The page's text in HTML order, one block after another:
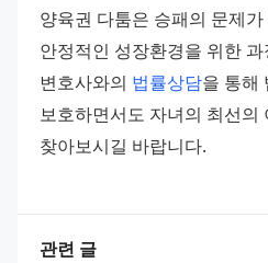
양육권 다툼은 승패의 문제
안정적인 성장환경을 위한
변호사와의 법률상담을 통해
보호하면서도 자녀의 최선의
찾아보시길 바랍니다.
관련 글